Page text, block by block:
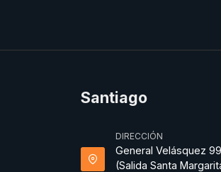
Santiago
DIRECCIÓN
General Velásquez
(Salida Santa